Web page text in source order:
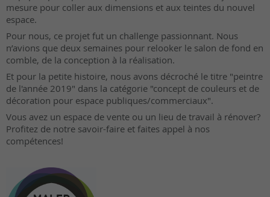
mesure pour coller aux dimensions et aux teintes du nouvel
espace.
Pour nous, ce projet fut un challenge passionnant. Nous
n’avions que deux semaines pour relooker le salon de fond en
comble, de la conception à la réalisation.
Et pour la petite histoire, nous avons décroché le titre "peintre
de l'année 2019" dans la catégorie "concept de couleurs et de
décoration pour espace publiques/commerciaux".
Vous avez un espace de vente ou un lieu de travail à rénover?
Profitez de notre savoir-faire et faites appel à nos
compétences!